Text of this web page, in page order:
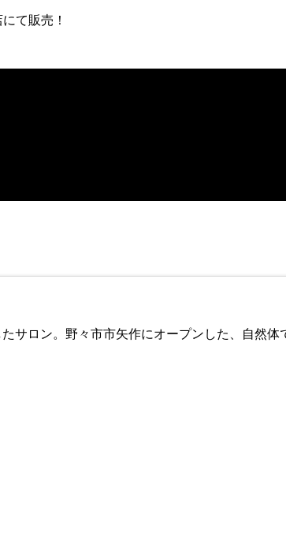
て販売！
サロン。野々市市矢作にオープンした、自然